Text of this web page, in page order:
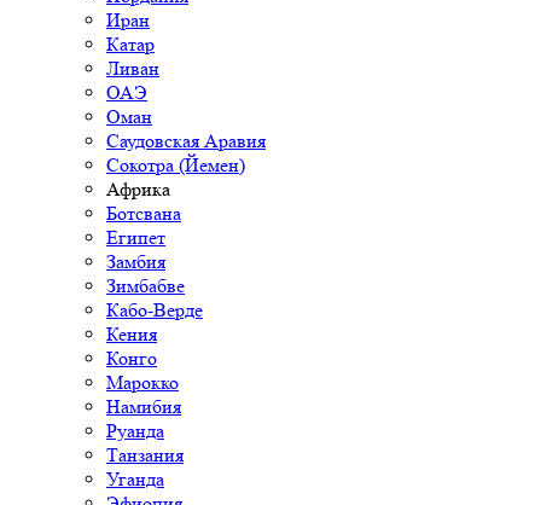
Иран
Катар
Ливан
ОАЭ
Оман
Саудовская Аравия
Сокотра (Йемен)
Африка
Ботсвана
Египет
Замбия
Зимбабве
Кабо-Верде
Кения
Конго
Марокко
Намибия
Руанда
Танзания
Уганда